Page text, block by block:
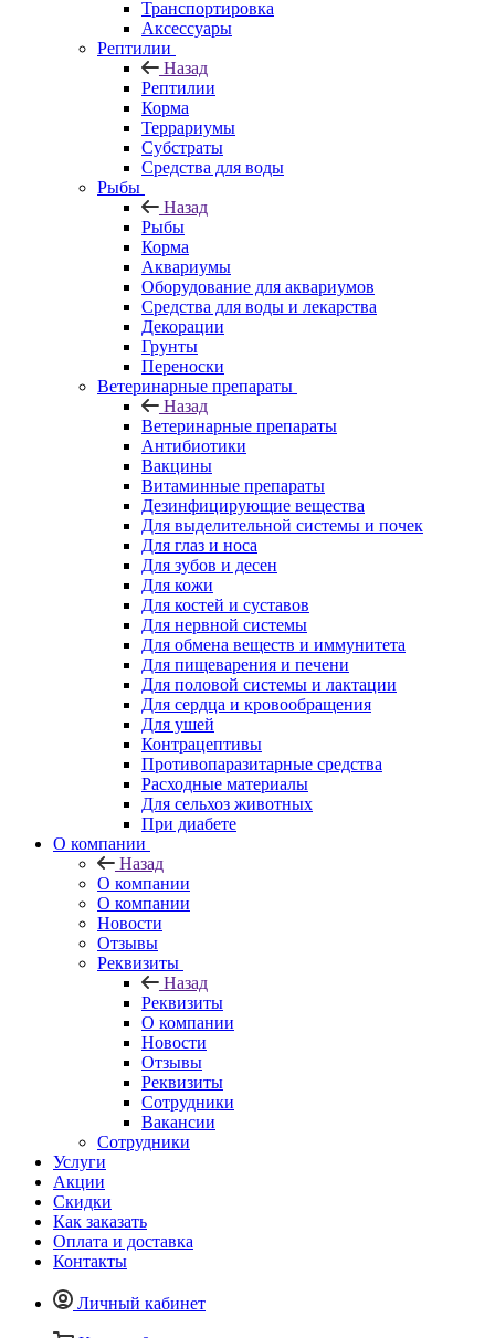
Транспортировка
Аксессуары
Рептилии
Назад
Рептилии
Корма
Террариумы
Субстраты
Средства для воды
Рыбы
Назад
Рыбы
Корма
Аквариумы
Оборудование для аквариумов
Средства для воды и лекарства
Декорации
Грунты
Переноски
Ветеринарные препараты
Назад
Ветеринарные препараты
Антибиотики
Вакцины
Витаминные препараты
Дезинфицирующие вещества
Для выделительной системы и почек
Для глаз и носа
Для зубов и десен
Для кожи
Для костей и суставов
Для нервной системы
Для обмена веществ и иммунитета
Для пищеварения и печени
Для половой системы и лактации
Для сердца и кровообращения
Для ушей
Контрацептивы
Противопаразитарные средства
Расходные материалы
Для сельхоз животных
При диабете
О компании
Назад
О компании
О компании
Новости
Отзывы
Реквизиты
Назад
Реквизиты
О компании
Новости
Отзывы
Реквизиты
Сотрудники
Вакансии
Сотрудники
Услуги
Акции
Скидки
Как заказать
Оплата и доставка
Контакты
Личный кабинет